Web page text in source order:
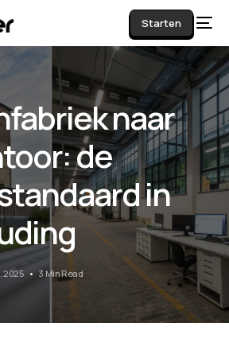
Starten
naar
de
in
2025 3 Min Read